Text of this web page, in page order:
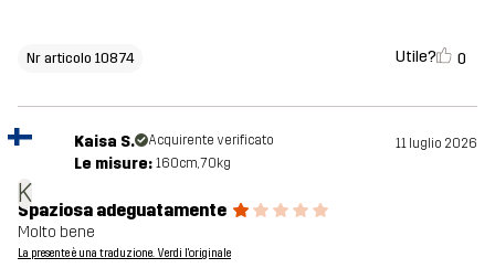
Nr articolo 10874 Utile? 0
K
Kaisa S. Acquirente verificato 11 luglio 2026
Le misure: 160cm, 70kg
Spaziosa adeguatamente
Molto bene
La presente è una traduzione. Verdi l'originale